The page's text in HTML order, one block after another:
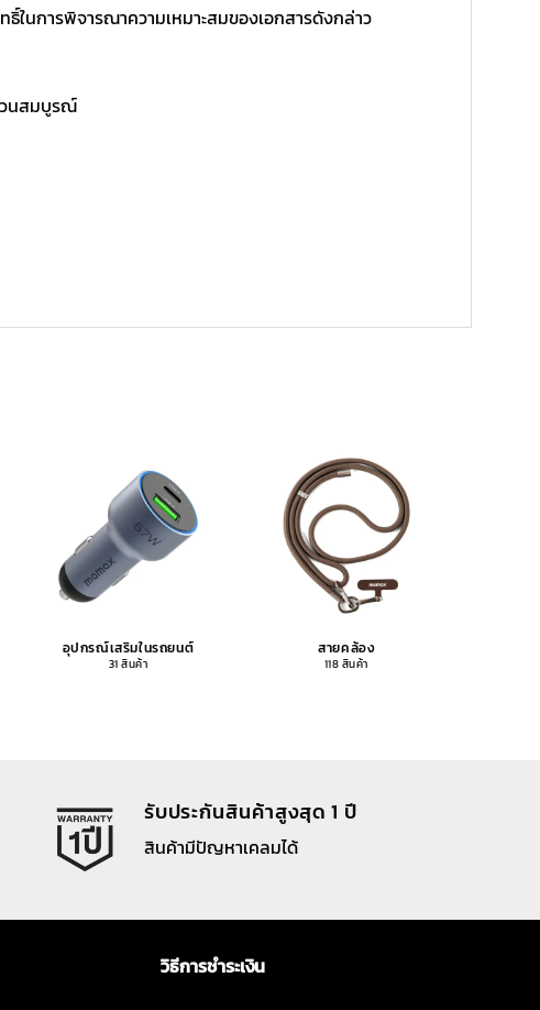
นการพิจารณาความเหมาะสมของเอกสารดังกล่าว
นสมบูรณ์
อุปกรณ์เสริมในรถยนต์
31 สินค้า
สายคล้อง
118 สินค้า
รับประกันสินค้าสูงสุด 1 ปี
สินค้ามีปัญหาเคลมได้
วิธีการชำระเงิน